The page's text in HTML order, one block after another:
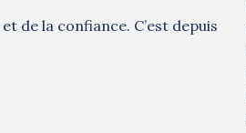
de la confiance. C’est depuis